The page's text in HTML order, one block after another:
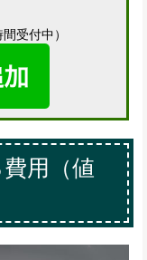
受付中）
用（値